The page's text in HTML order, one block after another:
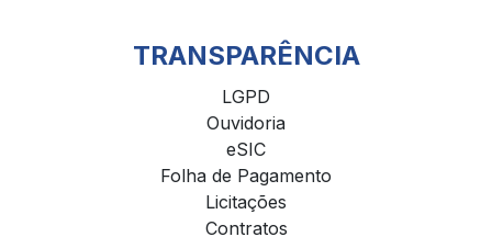
TRANSPARÊNCIA
LGPD
Ouvidoria
eSIC
Folha de Pagamento
Licitações
Contratos